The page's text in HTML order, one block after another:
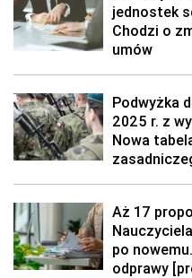
jednostek
Chodzi o
umów
Podwyżka
2025 r. z
Nowa
Aż 17
po
odprawy